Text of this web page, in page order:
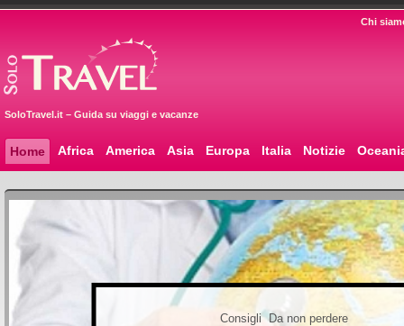
SoloTravel.it – Guida su viaggi e vacanze
Chi
Home Africa America Asia Europa Italia Notizie
Consigli Da non perdere